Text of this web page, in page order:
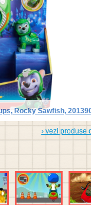
Rocky Sawfish,
› vezi produse